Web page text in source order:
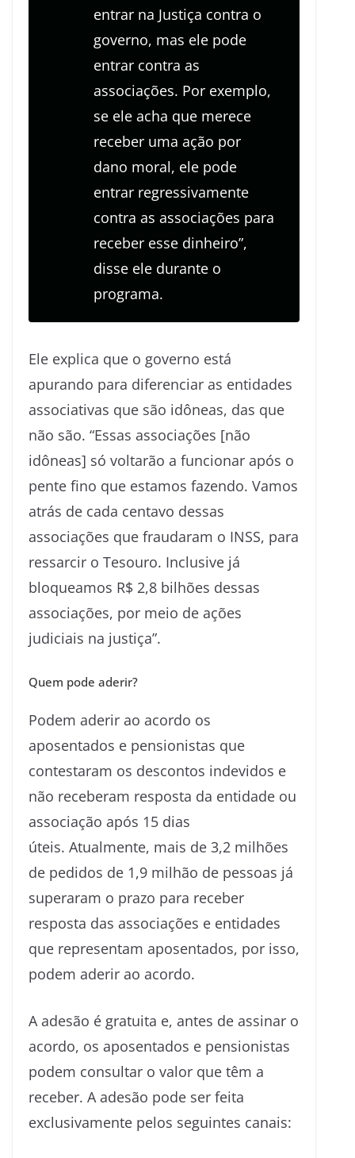
entrar na Justiça contra o
governo, mas ele pode
entrar contra as
associações. Por exemplo,
se ele acha que merece
receber uma ação por
dano moral, ele pode
entrar regressivamente
contra as associações para
receber esse dinheiro”,
disse ele durante o
programa.
Ele explica que o governo está
apurando para diferenciar as entidades
associativas que são idôneas, das que
não são. “Essas associações [não
idôneas] só voltarão a funcionar após o
pente fino que estamos fazendo. Vamos
atrás de cada centavo dessas
associações que fraudaram o INSS, para
ressarcir o Tesouro. Inclusive já
bloqueamos R$ 2,8 bilhões dessas
associações, por meio de ações
judiciais na justiça”.
Quem pode aderir?
Podem aderir ao acordo os
aposentados e pensionistas que
contestaram os descontos indevidos e
não receberam resposta da entidade ou
associação após 15 dias
úteis. Atualmente, mais de 3,2 milhões
de pedidos de 1,9 milhão de pessoas já
superaram o prazo para receber
resposta das associações e entidades
que representam aposentados, por isso,
podem aderir ao acordo.
A adesão é gratuita e, antes de assinar o
acordo, os aposentados e pensionistas
podem consultar o valor que têm a
receber. A adesão pode ser feita
exclusivamente pelos seguintes canais: